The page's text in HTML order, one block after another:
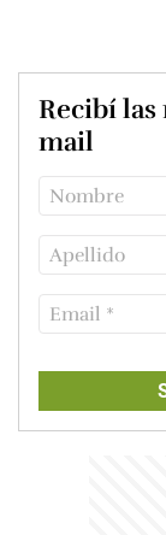
Recibí
mail